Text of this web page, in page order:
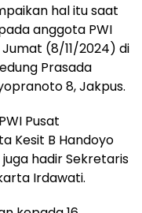
hal itu saat
anggota PWI
(8/11/2024) di
Prasada
8, Jakpus.
Pusat
Kesit B Handoyo
hadir Sekretaris
Irdawati.